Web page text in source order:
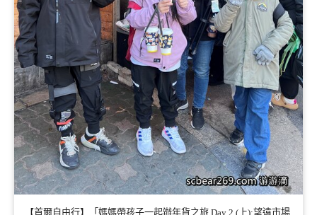
【首爾自由行】「媽媽帶孩子一起辦年貨之旅 Day 2 (上):望遠市場